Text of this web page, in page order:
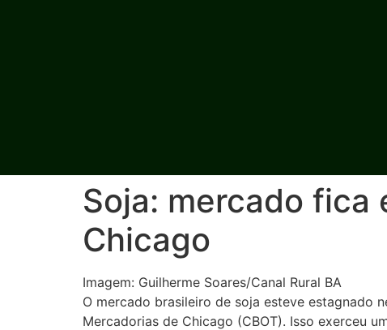
Soja: mercado fica
Chicago
Imagem: Guilherme Soares/Canal Rural BA
O mercado brasileiro de soja esteve estagnado
Mercadorias de Chicago (CBOT). Isso exerceu